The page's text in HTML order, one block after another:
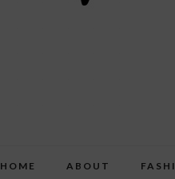
HOME ABOUT